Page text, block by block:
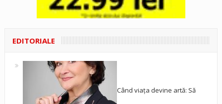
EDITORIALE
Când viața devine artă: Să